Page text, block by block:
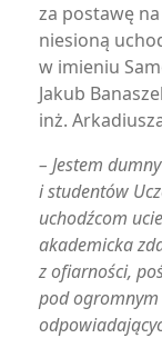
za postawę
niesioną
w imieniu
Jakub
inż.
– Jestem
i studentów
uchodźcom
akademicka
z ofiarności,
pod ogromnym